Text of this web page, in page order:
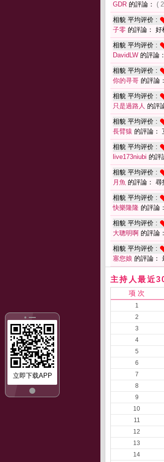
立即下载APP
GDR 的評論： (
相貌 平均评价 :
子零 的評論： 好
相貌 平均评价 :
DavidLW 的評論
相貌 平均评价 :
你的寻哥 的評論
相貌 平均评价 :
只是過路人 的評
相貌 平均评价 :
長臂猿 的評論：
相貌 平均评价 :
live173niubi 的評
相貌 平均评价 :
月魚 的評論： 尋
相貌 平均评价 :
快樂隆隆 的評論
相貌 平均评价 :
大聰明啊 的評論
相貌 平均评价 :
塞您娘 的評論：
主持人最近
项 次
1
2
3
4
5
6
7
8
9
10
11
12
13
14